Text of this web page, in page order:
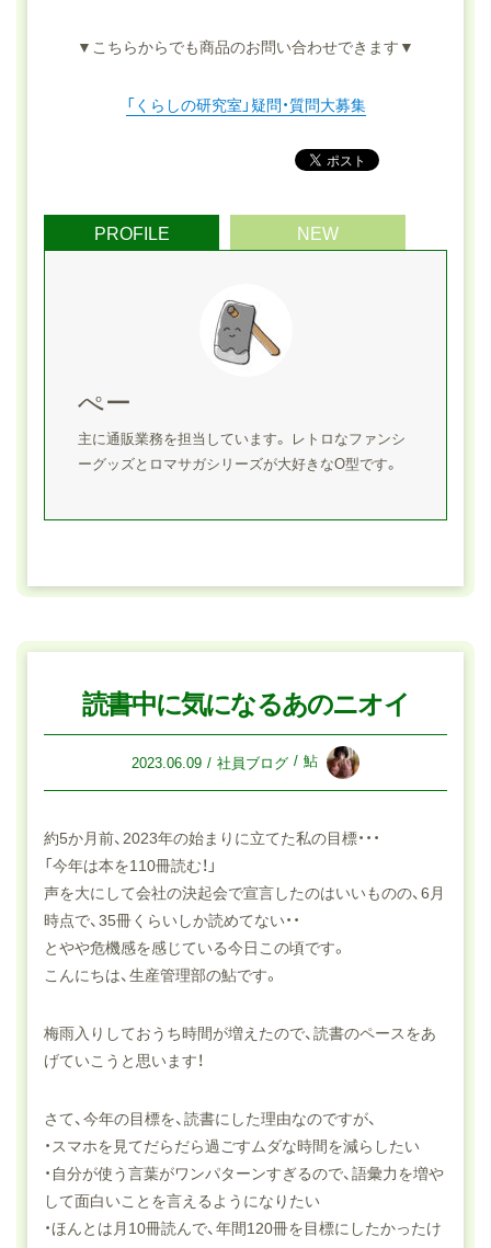
▼こちらからでも商品のお問い合わせできます▼
「くらしの研究室」疑問・質問大募集
PROFILE NEW
ぺー
主に通販業務を担当しています。 レトロなファンシ
ーグッズとロマサガシリーズが大好きなO型です。
読書中に気になるあのニオイ
2023.06.09 社員ブログ 鮎
約5か月前、2023年の始まりに立てた私の目標・・・
「今年は本を110冊読む！」
声を大にして会社の決起会で宣言したのはいいものの、6月
時点で、35冊くらいしか読めてない・・
とやや危機感を感じている今日この頃です。
こんにちは、生産管理部の鮎です。
梅雨入りしておうち時間が増えたので、読書のペースをあ
げていこうと思います！
さて、今年の目標を、読書にした理由なのですが、
・スマホを見てだらだら過ごすムダな時間を減らしたい
・自分が使う言葉がワンパターンすぎるので、語彙力を増や
して面白いことを言えるようになりたい
・ほんとは月10冊読んで、年間120冊を目標にしたかったけ